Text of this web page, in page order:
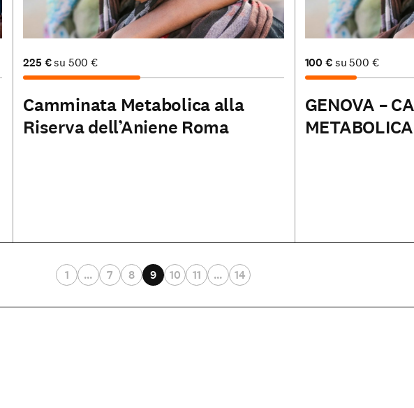
225 €su 500€
Camminata Metabolica alla
Riserva dell’Aniene Roma
100€su500 €
GENOVA –
1 … 7 8 9 10 11 … 14